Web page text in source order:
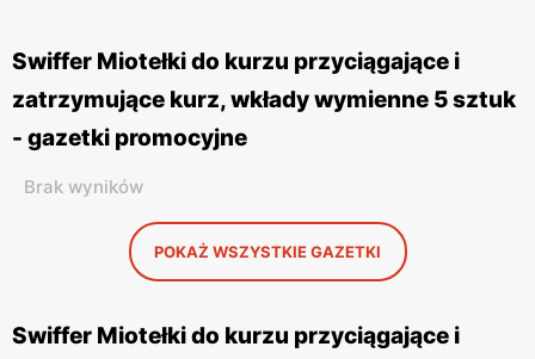
Swiffer Miotełki do kurzu przyciągające i
zatrzymujące kurz, wkłady wymienne 5 sztuk
- gazetki promocyjne
Brak wyników
POKAŻ WSZYSTKIE GAZETKI
Swiffer Miotełki do kurzu przyciągające i